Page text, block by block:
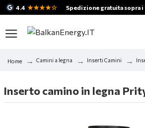
4.4 ★★★★☆ Spedizione gratuita sopra i
Home Camini a legna Inserti Camini
Inserto camino in legna